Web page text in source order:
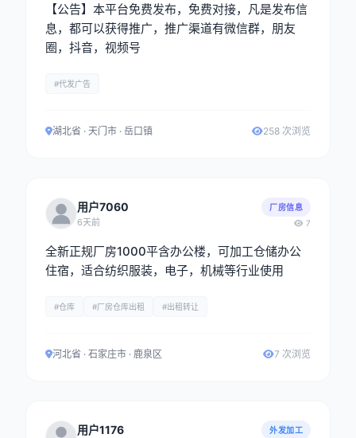
【公告】本平台免费发布，免费对接，凡是发布信
息，都可以获得推广，推广渠道有微信群，朋友
圈，抖音，视频号
#代发广告
湖北省 · 天门市 · 岳口镇 258 次浏览
用户7060
6天前
厂房信息
7
全新正规厂房1000平含办公楼，可加工仓储办公
住宿，适合纺织服装，电子，机械等行业使用
#仓库 #厂房仓库出租 #出租转让
河北省 · 石家庄市 · 鹿泉区 7 次浏览
用户1176
外发加工